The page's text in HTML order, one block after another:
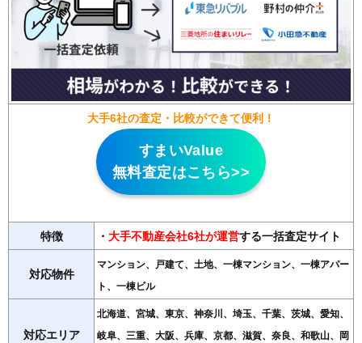
大手6社の査定・比較ができて便利！
すまいValue
無料査定はこちら>>
特徴 ・ 大手不動産会社6社が運営する一括査定サイト
対応物件
マンション、戸建て、土地、一棟マンション、一棟アパー
ト、一棟ビル
対応エリア
北海道、宮城、東京、神奈川、埼玉、千葉、茨城、愛知、
岐阜、三重、大阪、兵庫、京都、滋賀、奈良、和歌山、岡